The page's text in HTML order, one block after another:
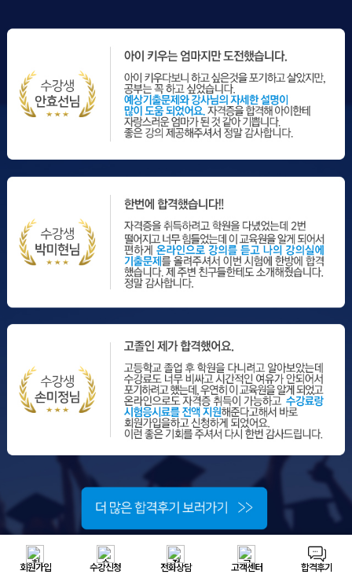
회원가입 수강신청 전화상담 고객센터 합격후기